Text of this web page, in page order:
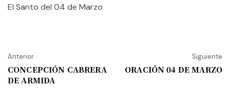
El Santo del 04 de Marzo
Anterior
CONCEPCIÓN CABRERA
DE ARMIDA
Siguiente
ORACIÓN 04 DE MARZO